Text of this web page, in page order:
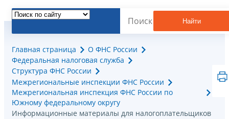
Найти
Главная страница
О ФНС России
Федеральная налоговая служба
Структура ФНС России
Межрегиональные инспекции ФНС России
Межрегиональная инспекция ФНС России по
Южному федеральному округу
Информационные материалы для налогоплательщиков